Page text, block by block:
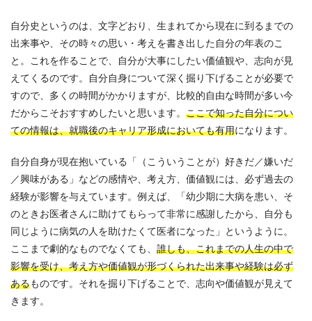
自分史というのは、文字どおり、生まれてから現在に到るまでの
出来事や、その時々の思い・考えを書き出した自分の年表のこ
と。これを作ることで、自分が大事にしたい価値観や、志向が見
えてくるのです。自分自身について深く掘り下げることが必要で
すので、多くの時間がかかりますが、比較的自由な時間が多い今
だからこそおすすめしたいと思います。 ここで知った自分につい
ての情報は、就職後のキャリア形成においても有用になります。
自分自身が現在抱いている「（こういうことが）好きだ／嫌いだ
／興味がある」などの感情や、考え方、価値観には、必ず過去の
経験が影響を与えています。例えば、「幼少期に大病を患い、そ
のときお医者さんに助けてもらって非常に感謝したから、自分も
同じように病気の人を助けたくて医者になった」というように。
ここまで劇的なものでなくても、 誰しも、これまでの人生の中で
影響を受け、考え方や価値観が形づくられた出来事や経験は必ず
あるものです。それを掘り下げることで、志向や価値観が見えて
きます。